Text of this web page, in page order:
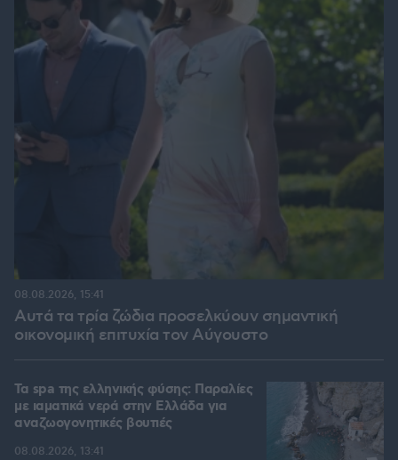
Αυτά τα τρία ζώδια προσελκύουν σημαντική
οικονομική επιτυχία τον Αύγουστο
08.08.2026, 15:41
Τα spa της ελληνικής φύσης: Παραλίες
με ιαματικά νερά στην Ελλάδα για
αναζωογονητικές βουτιές
08.08.2026, 13:41